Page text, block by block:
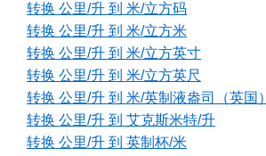
转换 公里/升 到 米/立方码
转换 公里/升 到 米/立方米
转换 公里/升 到 米/立方英寸
转换 公里/升 到 米/立方英尺
转换 公里/升 到 米/英制液盎司（英国）
转换 公里/升 到 艾克斯米特/升
转换 公里/升 到 英制杯/米